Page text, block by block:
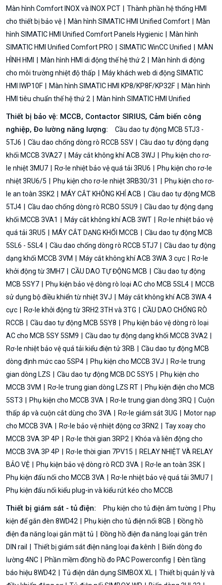
Màn hình Comfort INOX và INOX PCT
Thành phần hệ thống HMI
cho thiết bị bảo vệ
Màn hình SIMATIC HMI Unified Comfort
Màn
hình SIMATIC HMI Unified Comfort Panels Hygienic
Màn hình
SIMATIC HMI Unified Comfort PRO
SIMATIC WinCC Unified
MÀN
HÌNH HMI
Màn hình HMI di động thế hệ thứ 2
Màn hình di động
cho môi trường nhiệt độ thấp
Máy khách web di động SIMATIC
HMI IWP10F
Màn hình SIMATIC HMI KP8/KP8F/KP32F
Màn hình
HMI tiêu chuẩn thế hệ thứ 2
Màn hình SIMATIC HMI Unified
Thiết bị bảo vệ: MCCB, Contactor SIRIUS, Cảm biến công
nghiệp, Đo lường năng lượng:
Cầu dao tự động MCB 5TJ3 -
5TJ6
Cầu dao chống dòng rò RCCB 5SV
Cầu dao tự động dạng
khối MCCB 3VA27
Máy cắt không khí ACB 3WJ
Phụ kiện cho rơ-
le nhiệt 3MU7
Rơ-le nhiệt bảo vệ quá tải 3RU6
Phụ kiện cho rơ-le
nhiệt 3RU6/5
Phụ kiện cho rơ-le nhiệt 3RB30/31
Phụ kiện cho rơ-
le an toàn 3SK2
MÁY CẮT KHÔNG KHÍ ACB
Cầu dao tự động MCB
5TJ4
Cầu dao chống dòng rò RCBO 5SU9
Cầu dao tự động dạng
khối MCCB 3VA1
Máy cắt không khí ACB 3WT
Rơ-le nhiệt bảo vệ
quá tải 3RU5
MÁY CẮT DẠNG KHỐI MCCB
Cầu dao tự động MCB
5SL6 - 5SL4
Cầu dao chống dòng rò RCCB 5TJ7
Cầu dao tự động
dạng khối MCCB 3VM
Máy cắt không khí ACB 3WA 3 cực
Rơ-le
khởi động từ 3MH7
CẦU DAO TỰ ĐỘNG MCB
Cầu dao tự động
MCB 5SY7
Phụ kiện bảo vệ dòng rò loại AC cho MCB 5SL4
MCCB
sử dụng bộ điều khiển từ nhiệt 3VJ
Máy cắt không khí ACB 3WA 4
cực
Rơ-le khởi động từ 3RH2 3TH và 3TG
CẦU DAO CHỐNG RÒ
RCCB
Cầu dao tự động MCB 5SY8
Phụ kiện bảo vệ dòng rò loại
AC cho MCB 5SY 5SM9
Cầu dao tự động dạng khối MCCB 3VA2
Rơ-le nhiệt bảo vệ quá tải kiểu điện tử 3RB
Cầu dao tự động MCB
dòng định mức cao 5SP4
Phụ kiện cho MCCB 3VJ
Rơ-le trung
gian dòng LZS
Cầu dao tự động MCB DC 5SY5
Phụ kiện cho
MCCB 3VM
Rơ-le trung gian dòng LZS RT
Phụ kiện điện cho MCB
5ST3
Phụ kiện cho MCCB 3VA Rơ-le trung gian dòng 3RQ
Cuộn
thấp áp và cuộn cắt dùng cho 3VA
Rơ-le giám sát 3UG
Motor nạp
cho MCCB 3VA
Rơ-le bảo vệ nhiệt động cơ 3RN2
Tay xoay cho
MCCB 3VA 3P 4P
Rơ-le thời gian 3RP2
Khóa và liên động cho
MCCB 3VA 3P 4P
Rơ-le thời gian 7PV15
RELAY NHIỆT VÀ RELAY
BẢO VỆ
Phụ kiện bảo vệ dòng rò RCD 3VA
Rơ-le an toàn 3SK
Phụ kiện đấu nối cho MCCB 3VA
Rơ-le nhiệt bảo vệ quá tải 3MU7
Phụ kiện đấu nối kiểu plug-in và kiểu rút kéo cho MCCB
Thiết bị giám sát - tủ điện: Phụ kiện cho tủ điện âm tường
Phụ
kiện để gắn đèn 8WD42
Phụ kiện cho tủ điện nổi 8GB
Đồng hồ
điện đa năng loại gắn mặt tủ
Đồng hồ điện đa năng loại gắn trên
DIN rail
Thiết bị giám sát điện năng loại đa kênh
Biến dòng đo
lường 4NC
Phần mềm đồng hồ đo PAC Powerconfig
Đèn tầng
báo hiệu 8WD42
Tủ điện dân dụng SIMBOX XL
Thiết bị quản lý và